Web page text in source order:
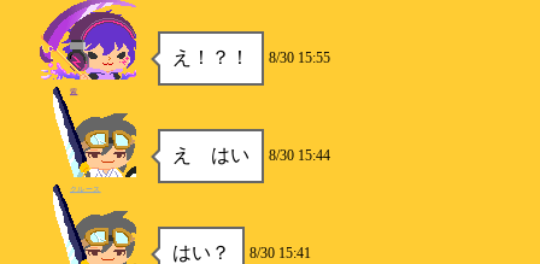
え！？！ 8/30 15:55
紫
え はい 8/30 15:44
クルース
はい？ 8/30 15:41